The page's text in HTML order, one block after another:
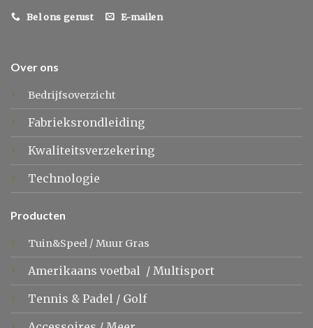
Bel ons gerust E-mailen
Over ons
Bedrijfsoverzicht
Fabrieksrondleiding
Kwaliteitsverzekering
Technologie
Producten
Tuin&Speel/ Muur Gras
Amerikaans voetbal / Multisport
Tennis & Padel / Golf